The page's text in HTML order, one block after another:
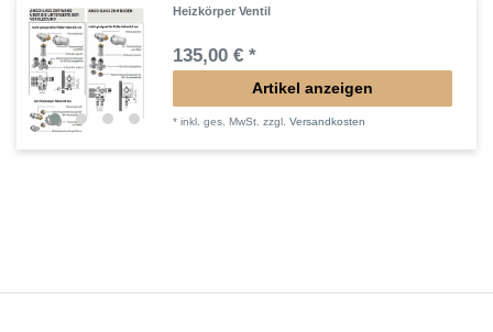
Heizkörper Ventil
135,00 € *
Artikel anzeigen
*inkl. ges. MwSt. zzgl.Versandkosten